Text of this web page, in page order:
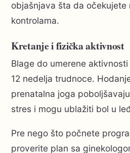
objašnjava šta da očekujete
kontrolama.
Kretanje i fizička aktivnost
Blage do umerene
12 nedelja trudnoce.
prenatalna joga
stres i mogu ublažiti bol u
Pre nego što počnete
proverite plan sa